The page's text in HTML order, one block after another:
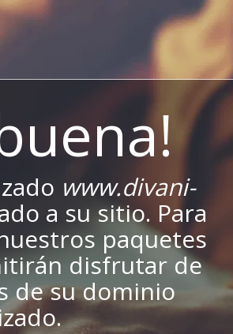
www.divani-
a su sitio. Para
paquetes
disfrutar de
de su dominio